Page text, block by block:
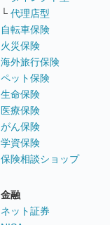
└ 代理店型
自転車保険
火災保険
海外旅行保険
ペット保険
生命保険
医療保険
がん保険
学資保険
保険相談ショップ
金融
ネット証券